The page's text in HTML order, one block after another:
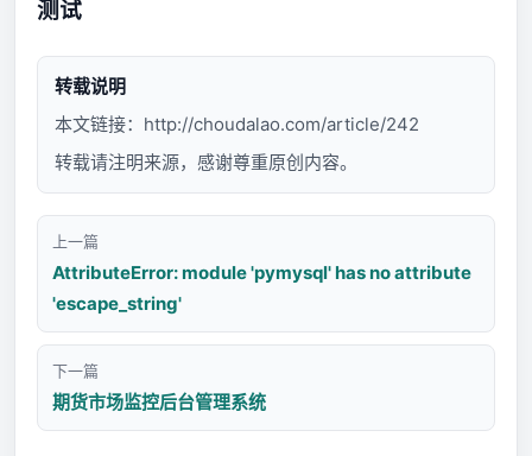
测试
转载说明
本文链接： http://choudalao.com/article/242
转载请注明来源，感谢尊重原创内容。
上一篇
AttributeError: module 'pymysql' has no attribute
'escape_string'
下一篇
期货市场监控后台管理系统